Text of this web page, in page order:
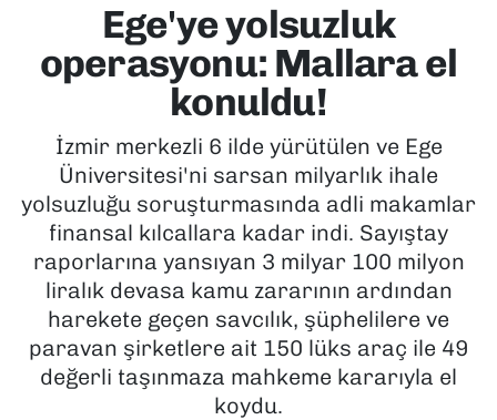
Ege'ye yolsuzluk
operasyonu: Mallara el
konuldu!
İzmir merkezli 6 ilde yürütülen ve Ege
Üniversitesi'ni sarsan milyarlık ihale
yolsuzluğu soruşturmasında adli makamlar
finansal kılcallara kadar indi. Sayıştay
raporlarına yansıyan 3 milyar 100 milyon
liralık devasa kamu zararının ardından
harekete geçen savcılık, şüphelilere ve
paravan şirketlere ait 150 lüks araç ile 49
değerli taşınmaza mahkeme kararıyla el
koydu.
EKONOMİ
KÜLTÜR SANAT
MAGAZİN
POLİTİKA
SAĞLIK
SPOR
TEKNOLOJİ
Tüm Manşetler
Son Dakika Haberleri
Haber Arşivi